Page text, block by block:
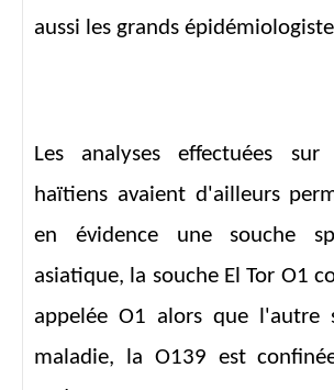
aussi les grands
Les analyses effectuées sur
haïtiens avaient d'ailleurs
en évidence une souche
asiatique, la souche El Tor O1
appelée O1 alors que l'autre
maladie, la O139 est